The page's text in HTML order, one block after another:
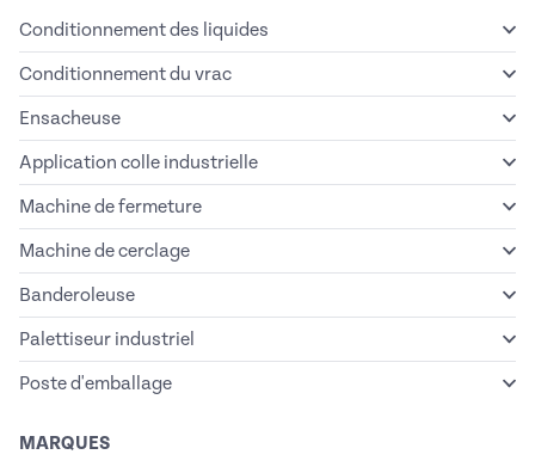
Conditionnement des liquides
Conditionnement du vrac
Ensacheuse
Application colle industrielle
Machine de fermeture
Machine de cerclage
Banderoleuse
Palettiseur industriel
Poste d'emballage
MARQUES